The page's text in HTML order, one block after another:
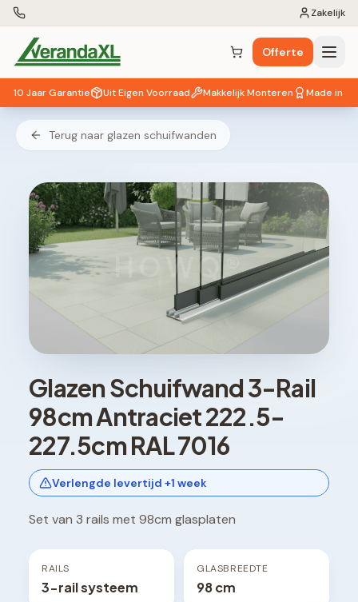
Zakelijk
Winkelwagen ( 0 items)
Offerte
10 Jaar Garantie Uit Eigen Voorraad Makkelijk Monteren Made in EU
Terug naar glazen schuifwanden
HOWQ®
Glazen Schuifwand 3-Rail
98cm Antraciet 222.5-
227.5cm RAL 7016
Verlengde levertijd +1 week
Set van 3 rails met 98cm glasplaten
RAILS
3-rail systeem
GLASBREEDTE
98 cm